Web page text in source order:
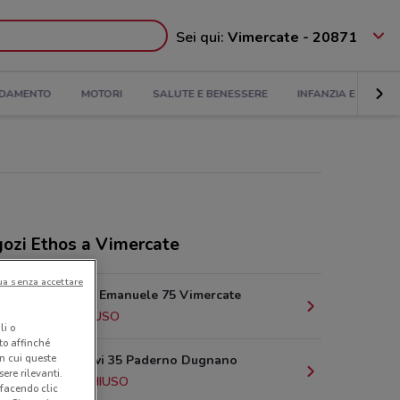
Sei qui: Vimercate - 20871
MOTORI SALUTE E BENESSERE INFANZIA E GIOCHI
Ethos a Vimercate
Via Vittorio Emanuele 75 Vimercate
CHIUSO
S.S. Dei Giovi 35 Paderno Dugnano
15.5 km
CHIUSO
o
affinché
cui queste
rilevanti.
clic
senza accettare